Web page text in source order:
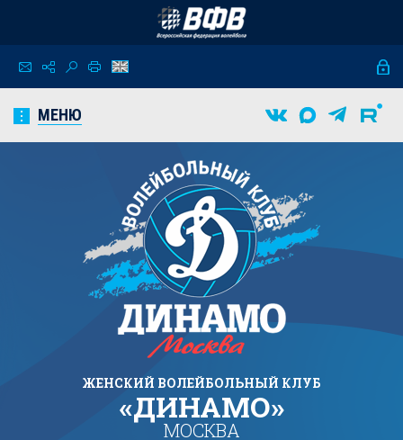
МЕНЮ
ЖЕНСКИЙ ВОЛЕЙБОЛЬНЫЙ КЛУБ
«ДИНАМО»
МОСКВА